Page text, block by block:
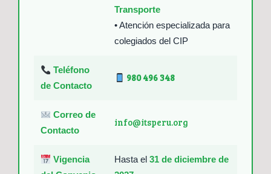
Transporte
• Atención especializada para
colegiados del CIP
Teléfono
de Contacto
980 496 348
Correo de
Contacto
info@itsperu.org
Vigencia
Hasta el 31 de diciembre de